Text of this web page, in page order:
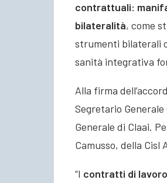
contrattuali:
bilateralità, come
strumenti bilaterali
sanità integrativa
Alla firma
Segretario Generale
Generale di Claai.
Camusso, della Cisl
“I contratti di